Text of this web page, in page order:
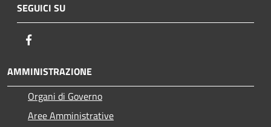
SEGUICI SU
AMMINISTRAZIONE
Organi di Governo
Aree Amministrative